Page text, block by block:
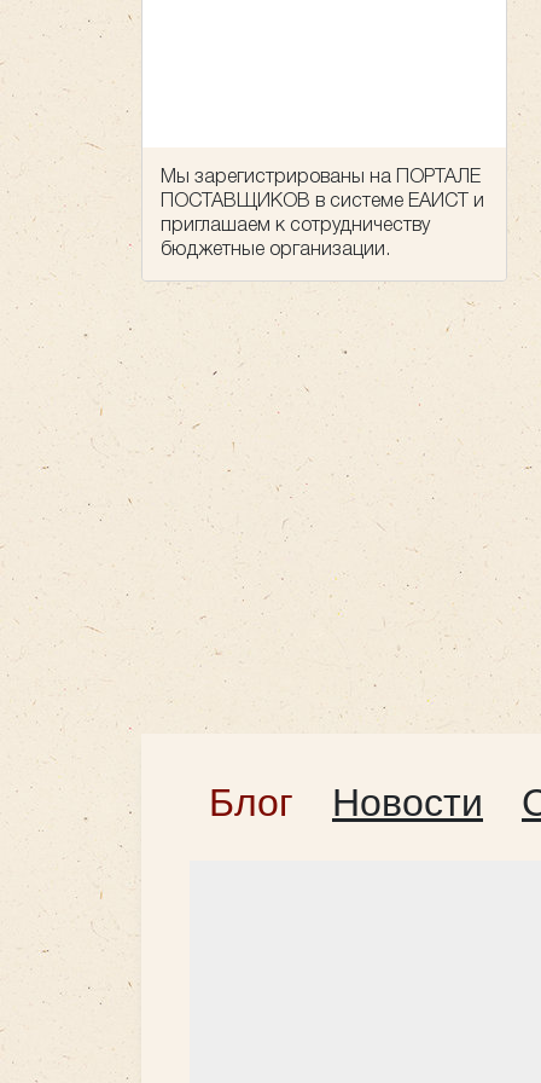
Мы зарегистрированы на ПОРТАЛЕ
ПОСТАВЩИКОВ в системе ЕАИСТ и
приглашаем к сотрудничеству
бюджетные организации.
Блог Новости